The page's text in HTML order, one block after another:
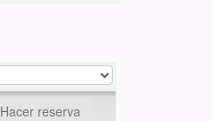
Hacer reserva